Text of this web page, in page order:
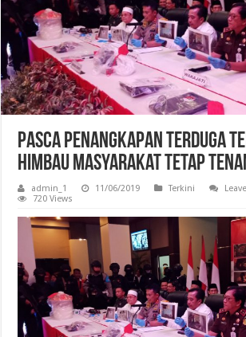
Pasca Penangkapan Terduga
Himbau Masyarakat Tetap
admin_1 11/06/2019 Terkini
720 Views